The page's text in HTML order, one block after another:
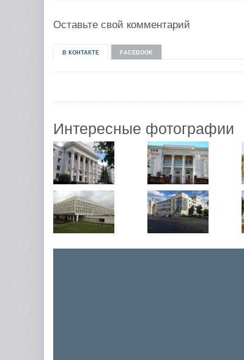
Оставьте свой комментарий
В КОНТАКТЕ FACEBOOK
Интересные фотографии